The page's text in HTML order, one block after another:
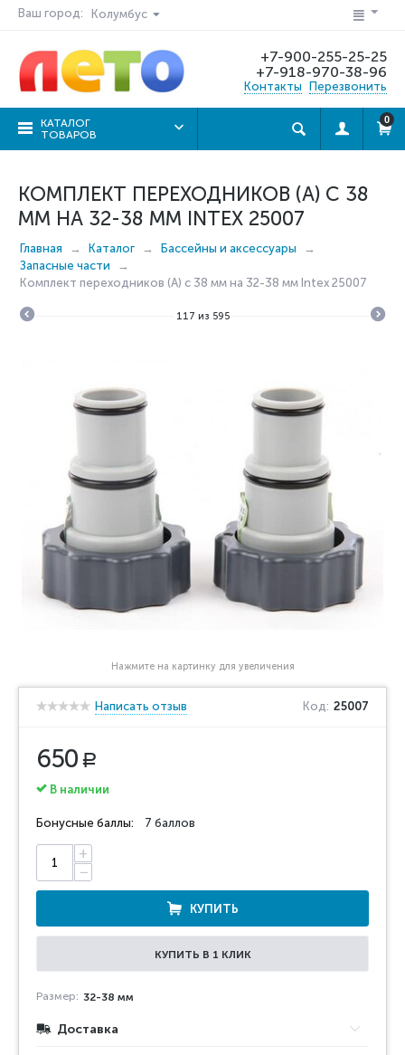
Ваш город: Колумбус
+7-900-255-25-25
+7-918-970-38-96
Контакты Перезвонить
КАТАЛОГ
ТОВАРОВ
0
КОМПЛЕКТ ПЕРЕХОДНИКОВ (А) С 38
ММ НА 32-38 ММ INTEX 25007
Главная Каталог
Бассейны и аксессуары
Запасные части
Комплект переходников (А) с 38 мм на 32-38 мм Intex 25007
117 из 595
Нажмите на картинку для увеличения
Написать отзыв Код: 25007
650 Р
В наличии
Бонусные баллы: 7 баллов
+
−
КУПИТЬ
КУПИТЬ В 1 КЛИК
Размер: 32-38 мм
Доставка